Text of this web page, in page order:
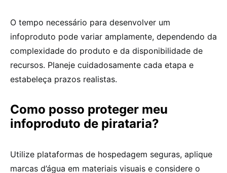
O tempo necessário para desenvolver um
infoproduto pode variar amplamente, dependendo da
complexidade do produto e da disponibilidade de
recursos. Planeje cuidadosamente cada etapa e
estabeleça prazos realistas.
Como posso proteger meu
infoproduto de pirataria?
Utilize plataformas de hospedagem seguras, aplique
marcas d’água em materiais visuais e considere o